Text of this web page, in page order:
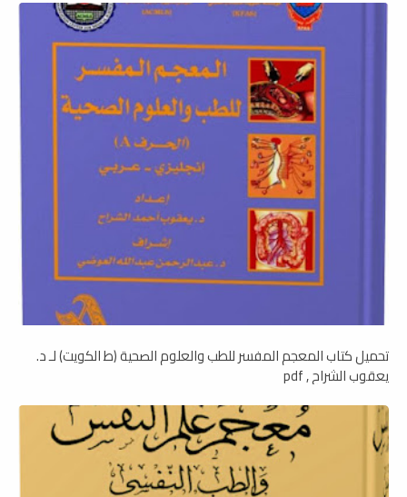
تحميل كتاب المعجم المفسر للطب والعلوم الصحية (ط الكويت) لـ د.
يعقوب الشراح , pdf